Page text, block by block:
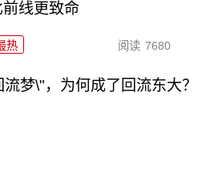
前线更致命
热 阅读 7680
梦\"，为何成了回流东大？